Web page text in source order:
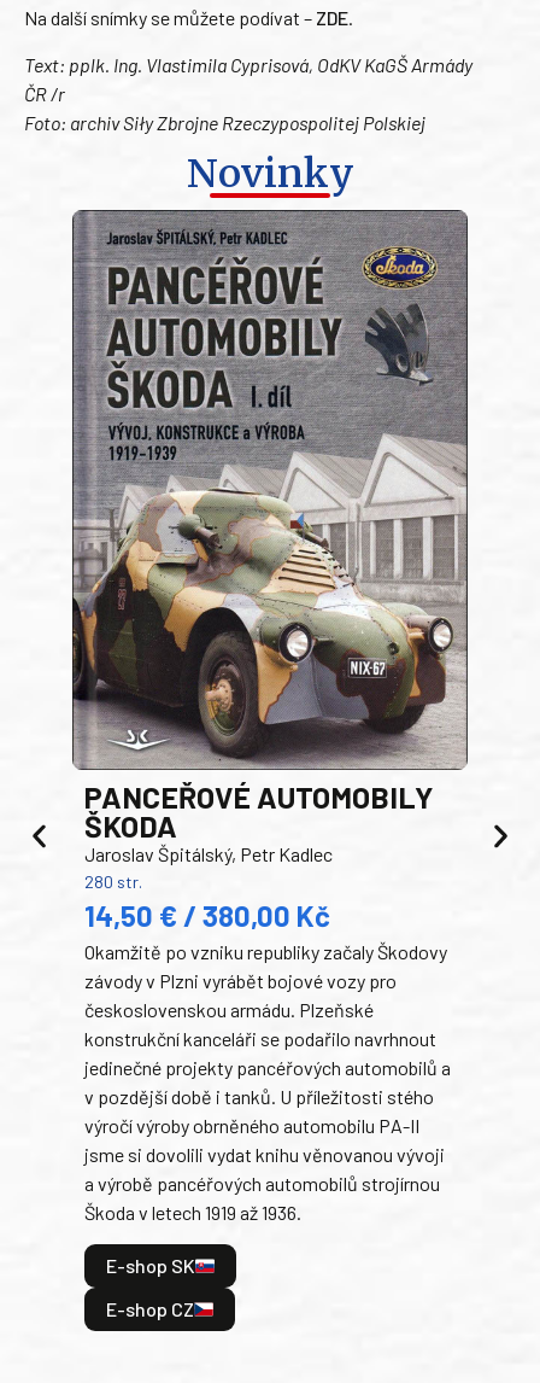
Na další snímky se můžete podívat – ZDE.
Text: pplk. Ing. Vlastimila Cyprisová, OdKV KaGŠ Armády
ČR /r
Foto: archiv Siły Zbrojne Rzeczypospolitej Polskiej
Novinky
PANCEŘOVÉ AUTOMOBILY
ŠKODA
Jaroslav Špitálský, Petr Kadlec
280 str.
14,50 € / 380,00 Kč
Okamžitě po vzniku republiky začaly Škodovy
závody v Plzni vyrábět bojové vozy pro
československou armádu. Plzeňské
konstrukční kanceláři se podařilo navrhnout
jedinečné projekty pancéřových automobilů a
v pozdější době i tanků. U příležitosti stého
výročí výroby obrněného automobilu PA-II
jsme si dovolili vydat knihu věnovanou vývoji
a výrobě pancéřových automobilů strojírnou
Škoda v letech 1919 až 1936.
E-shop SK
E-shop CZ